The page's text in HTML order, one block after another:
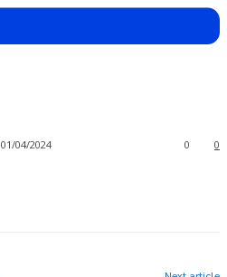
01/04/2024 0
0